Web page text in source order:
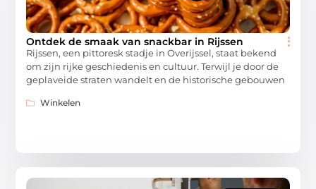
Ontdek de smaak van snackbar in Rijssen
Rijssen, een pittoresk stadje in Overijssel, staat bekend
om zijn rijke geschiedenis en cultuur. Terwijl je door de
geplaveide straten wandelt en de historische gebouwen
Winkelen